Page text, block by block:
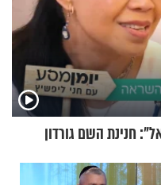
חנינת השם גורדון